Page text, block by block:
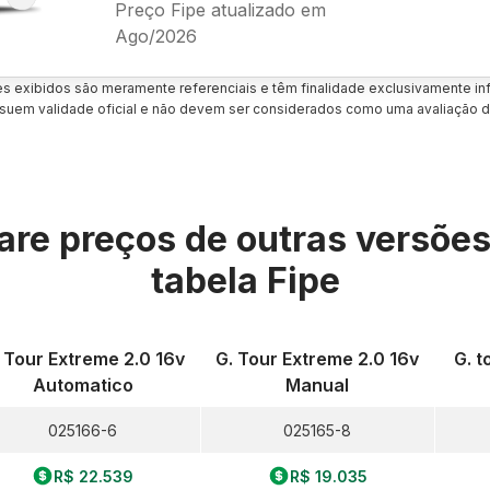
Preço Fipe atualizado em
Ago/2026
exibidos são meramente referenciais e têm finalidade exclusivamente
validade oficial e não devem ser considerados como uma avaliação
preços de outras
tabela Fipe
Tour Extreme 2.0 16v
Automatico
025166-6
R$ 22.539
G. Tour Extreme 2.0 16v
Manual
025165-8
R$ 19.035
G.